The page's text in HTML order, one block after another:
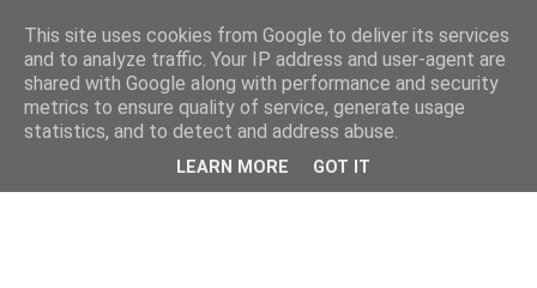
This site uses cookies from Google to deliver its services
and to analyze traffic. Your IP address and user-agent are
shared with Google along with performance and security
metrics to ensure quality of service, generate usage
statistics, and to detect and address abuse.
LEARN MORE GOT IT